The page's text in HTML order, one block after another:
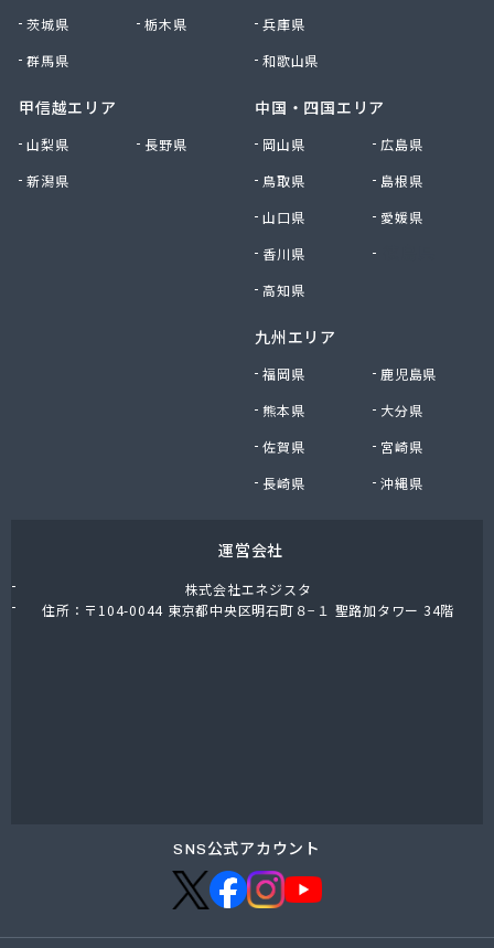
茨城県
栃木県
群馬県
甲信越エリア
山梨県
長野県
新潟県
兵庫県
和歌山県
中国・四国エリア
岡山県
広島県
鳥取県
島根県
山口県
愛媛県
香川県
高知県
九州エリア
福岡県
鹿児島県
熊本県
大分県
佐賀県
宮崎県
長崎県
沖縄県
運営会社
株式会社エネジスタ
住所：〒104-0044 東京都中央区明石町８−１ 聖路加タワー 34階
SNS公式アカウント